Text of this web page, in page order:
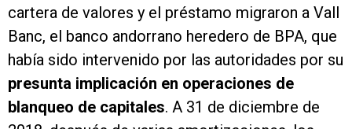
cartera de valores y el préstamo migraron a Vall
Banc, el banco andorrano heredero de BPA, que
había sido intervenido por las autoridades por su
presunta implicación en operaciones de
blanqueo de capitales. A 31 de diciembre de